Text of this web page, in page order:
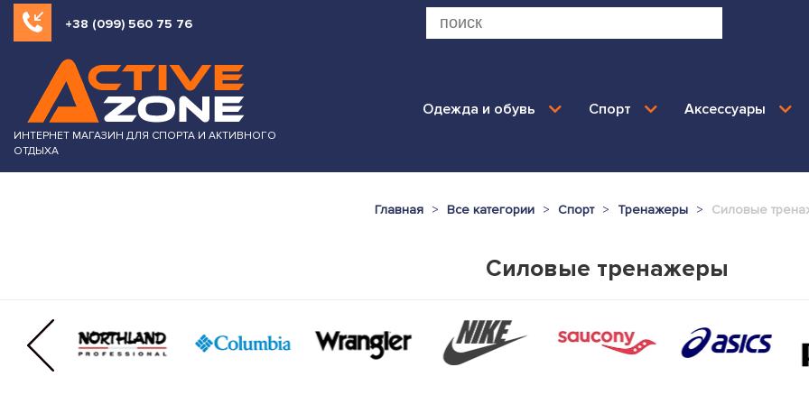
+38 (099) 560 75 76
ИНТЕРНЕТ МАГАЗИН ДЛЯ СПОРТА И АКТИВНОГО
ОТДЫХА
Одежда и обувь Спорт Аксессуары
Главная Все категории Спорт Тренажеры Силовые
Силовые тренажеры